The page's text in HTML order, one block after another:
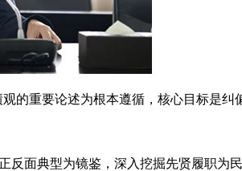
的重要论述为根本遵循，核心目标是纠
反面典型为镜鉴，深入挖掘先贤履职为